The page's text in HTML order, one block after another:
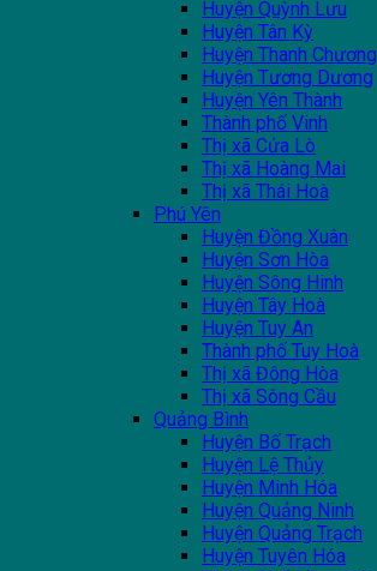
Huyện Quỳnh Lưu
Huyện Tân Kỳ
Huyện Thanh Chương
Huyện Tương Dương
Huyện Yên Thành
Thành phố Vinh
Thị xã Cửa Lò
Thị xã Hoàng Mai
Thị xã Thái Hoà
Phú Yên
Huyện Đồng Xuân
Huyện Sơn Hòa
Huyện Sông Hinh
Huyện Tây Hoà
Huyện Tuy An
Thành phố Tuy Hoà
Thị xã Đông Hòa
Thị xã Sông Cầu
Quảng Bình
Huyện Bố Trạch
Huyện Lệ Thủy
Huyện Minh Hóa
Huyện Quảng Ninh
Huyện Quảng Trạch
Huyện Tuyên Hóa